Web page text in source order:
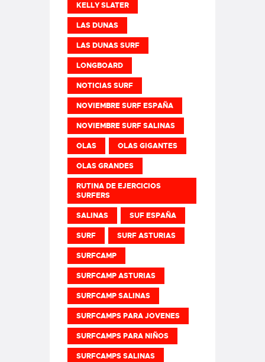
KELLY SLATER
LAS DUNAS
LAS DUNAS SURF
LONGBOARD
NOTICIAS SURF
NOVIEMBRE SURF ESPAÑA
NOVIEMBRE SURF SALINAS
OLAS OLAS GIGANTES
OLAS GRANDES
RUTINA DE EJERCICIOS
SURFERS
SALINAS SUF ESPAÑA
SURF SURF ASTURIAS
SURFCAMP
SURFCAMP ASTURIAS
SURFCAMP SALINAS
SURFCAMPS PARA JOVENES
SURFCAMPS PARA NIÑOS
SURFCAMPS SALINAS